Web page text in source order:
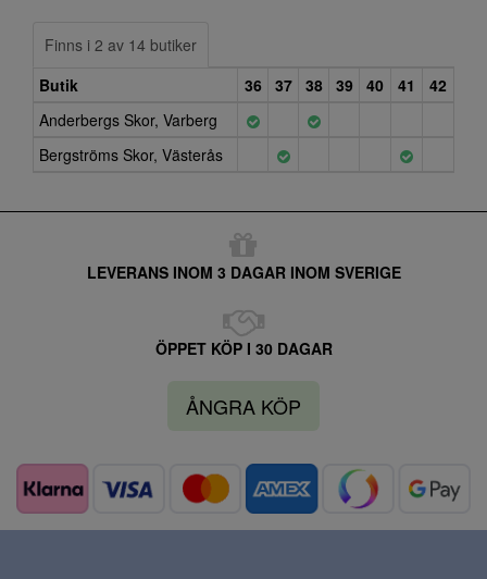
Finns i 2 av 14 butiker
Butik
36 37 38 39 40 41
42
Anderbergs Skor, Varberg
Bergströms Skor, Västerås
LEVERANS INOM 3 DAGAR INOM SVERIGE
ÖPPET KÖP I 30 DAGAR
ÅNGRA KÖP